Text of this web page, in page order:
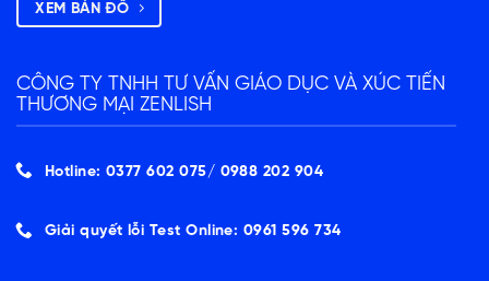
XEM BẢN ĐỒ
CÔNG TY TNHH TƯ VẤN GIÁO DỤC VÀ XÚC TIẾN
THƯƠNG MẠI ZENLISH
Hotline: 0377 602 075/ ‭0988 202 904‬
Giải quyết lỗi Test Online: 0961 596 734